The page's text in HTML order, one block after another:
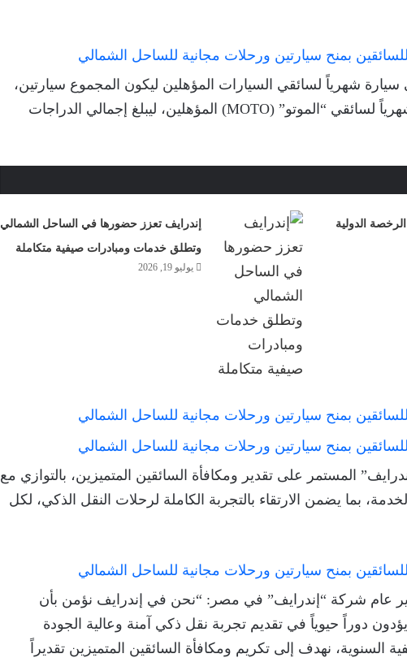
شهرياً لسائقي السيارات المؤهلين ليكون المجموع سيارتين،
بالإضافة إلى 3 دراجات نارية كهربائية شهرياً لسائقي “الموتو” (MOTO) المؤهلين، ليبلغ إجمالي الدراجات
الدولية
إندرايف تعزز حضورها في الساحل الشمالي
وتطلق خدمات ومبادرات صيفية متكاملة
يوليو 19, 2026
المستمر على تقدير ومكافأة السائقين المتميزين، بالتوازي مع
بما يضمن الارتقاء بالتجربة الكاملة لرحلات النقل الذكي، لكل
عام شركة “إندرايف” في مصر: “نحن في إندرايف نؤمن بأن
دوراً حيوياً في تقديم تجربة نقل ذكي آمنة وعالية الجودة
السنوية، نهدف إلى تكريم ومكافأة السائقين المتميزين تقديراً